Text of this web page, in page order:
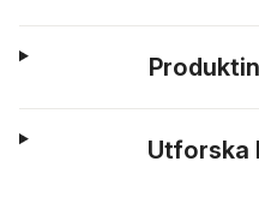
Utforska